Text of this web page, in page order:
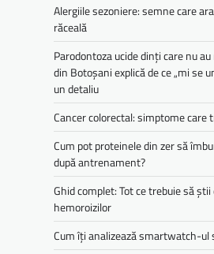
Alergiile sezoniere: semne care
răceală
Parodontoza ucide dinți care nu
din Botoșani explică de ce „mi se
un detaliu
Cancer colorectal: simptome care
Cum pot proteinele din zer să
după antrenament?
Ghid complet: Tot ce trebuie să
hemoroizilor
Cum îți analizează smartwatch-ul